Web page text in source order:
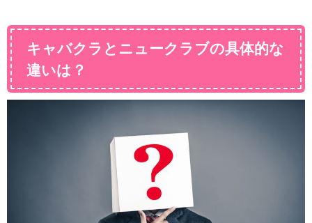
キャバクラとニュークラブの具体的な
違いは？